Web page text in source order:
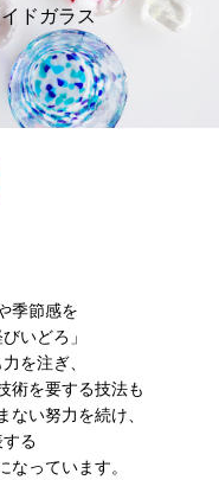
ドガラス
季節感を
いどろ」
を注ぎ、
術を要する技法も
い努力を続け、
る
っています。